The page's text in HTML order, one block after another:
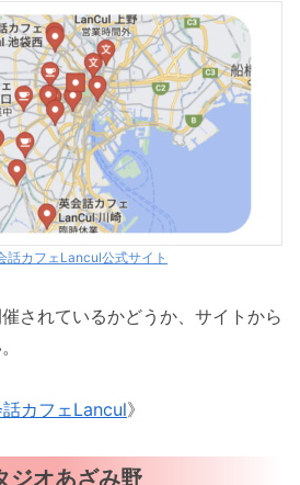
話カフェLancul公式サイト
されているかどうか、サイトから
カフェLancul》
ジオあざみ野